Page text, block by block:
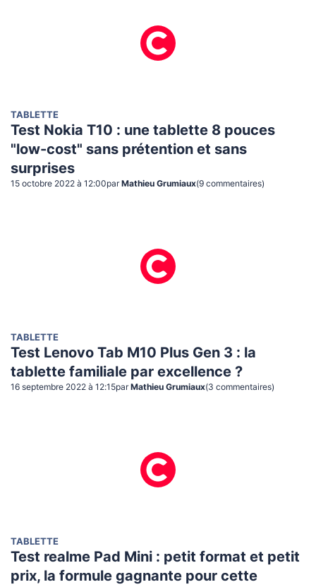
TABLETTE
Test Nokia T10 : une tablette 8 pouces
"low-cost" sans prétention et sans
surprises
15 octobre 2022 à 12:00par Mathieu Grumiaux(9 commentaires)
TABLETTE
Test Lenovo Tab M10 Plus Gen 3 : la
tablette familiale par excellence ?
16 septembre 2022 à 12:15par Mathieu Grumiaux(3 commentaires)
TABLETTE
Test realme Pad Mini : petit format et petit
prix, la formule gagnante pour cette